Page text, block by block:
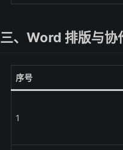
三、Word 排版与协
序号
1